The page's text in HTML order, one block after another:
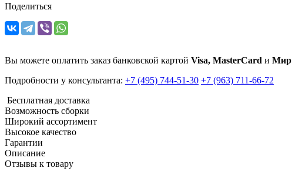
Поделиться
Вы можете оплатить заказ банковской картой Visa, MasterCard и Мир
Подробности у консультанта: +7 (495) 744-51-30 +7 (963) 711-66-72
Бесплатная доставка
Возможность сборки
Широкий ассортимент
Высокое качество
Гарантии
Описание
Отзывы к товару